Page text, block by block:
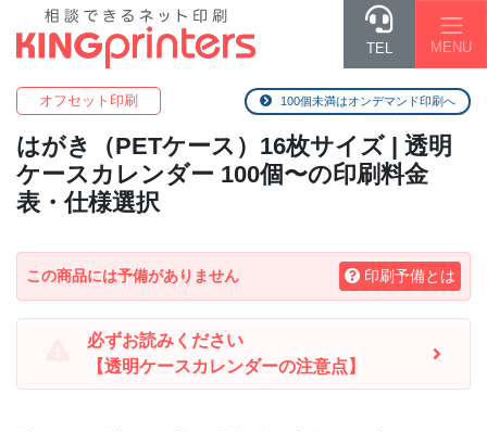
TEL MENU
オフセット印刷
はがき（PETケース）16枚サイズ | 透明
ケースカレンダー 100個〜の印刷料金
表・仕様選択
100個未満はオンデマンド印刷へ
この商品には予備がありません 印刷予備とは
必ずお読みください
【透明ケースカレンダーの注意点】